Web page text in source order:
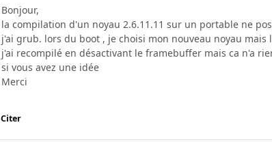
Bonjour,
la compilation d'un noyau 2.6.11.11 sur un portable ne
j'ai grub. lors du boot , je choisi mon nouveau noyau
j'ai recompilé en désactivant le framebuffer mais ca n'a
si vous avez une idée
Merci
Citer